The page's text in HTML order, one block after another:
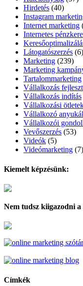
Hirdetés (40)
Instagram
Internet marketing
Internetes
Látogatószerzés (6)
Marketing (239)
Marketing
Tartalommarketing
Vállalkozás
Vállalkozás indítás
Vállalkozási
Vállalkozó
Vállalkozói
Vevőszerzés (53)
Videók (5)
Videómarketing (7)
Kiemelt képzésünk:
Nem tudsz kiigazodni
Címkék